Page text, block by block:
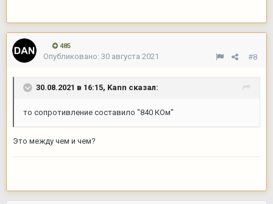
485
#8
Опубликовано: 30 августа 2021
30.08.2021 в 16:15, Kann сказал:
то сопротивление составило "840 КОм"
Это между чем и чем?